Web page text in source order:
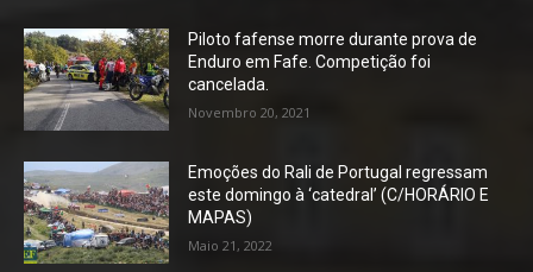
Piloto fafense morre durante prova de
Enduro em Fafe. Competição foi
cancelada.
Novembro 20, 2021
Emoções do Rali de Portugal regressam
este domingo à ‘catedral’ (C/HORÁRIO E
MAPAS)
Maio 21, 2022